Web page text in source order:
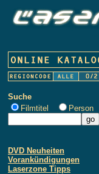
Suche
Filmtitel
Person
DVD Neuheiten
Vorankündigungen
Laserzone Tipps